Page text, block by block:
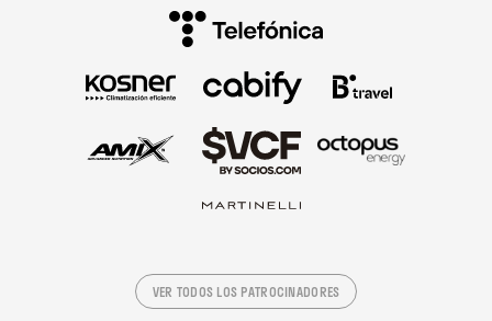
VER TODOS LOS PATROCINADORES